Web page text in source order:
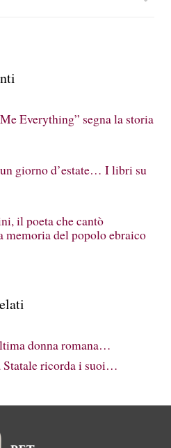
Everything” segna la storia
giorno d’estate… I libri su
il poeta che cantò
memoria del popolo ebraico
donna romana…
ricorda i suoi…